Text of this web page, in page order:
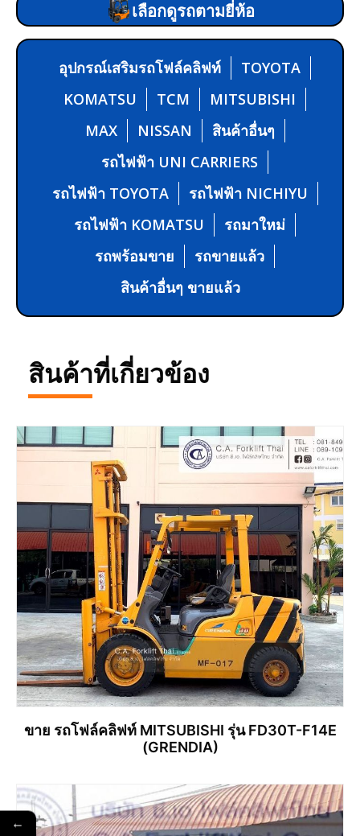
เลือกดูรถตามยี่ห้อ
อุปกรณ์เสริมรถโฟล์คลิฟท์
TOYOTA
KOMATSU
TCM
MITSUBISHI
MAX
NISSAN
สินค้าอื่นๆ
รถไฟฟ้า UNI CARRIERS
รถไฟฟ้า TOYOTA
รถไฟฟ้า NICHIYU
รถไฟฟ้า KOMATSU
รถมาใหม่
รถพร้อมขาย
รถขายแล้ว
สินค้าอื่นๆ ขายแล้ว
สินค้าที่เกี่ยวข้อง
ขาย รถโฟล์คลิฟท์ MITSUBISHI รุ่น FD30T-F14E
(GRENDIA)
อ่านเพิ่ม
←